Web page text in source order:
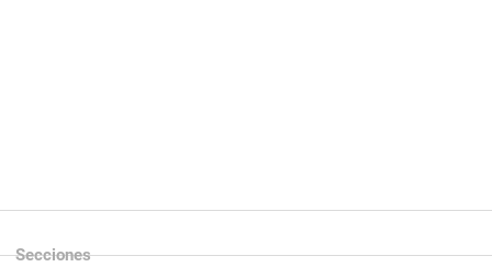
Secciones